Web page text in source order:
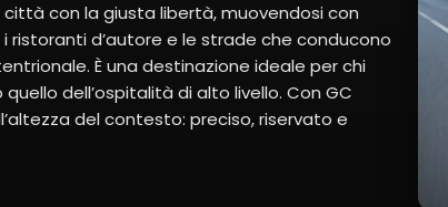
con la giusta libertà, muovendosi con
ristoranti d’autore e le strade che conducono
È una destinazione ideale per chi
dell’ospitalità di alto livello. Con GC
del contesto: preciso, riservato e